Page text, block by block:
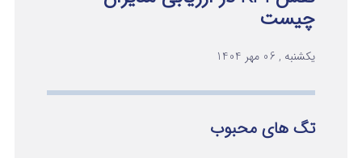
چیست
یکشنبه , 06 مهر 1404
تگ های محبوب